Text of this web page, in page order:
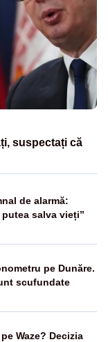
suspectați că
de alarmă:
salva vieți”
pe Dunăre.
scufundate
Waze? Decizia